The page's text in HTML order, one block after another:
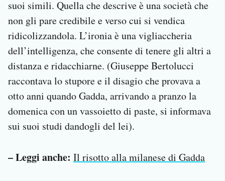
suoi simili. Quella che descrive è una società che
non gli pare credibile e verso cui si vendica
ridicolizzandola. L’ironia è una vigliaccheria
dell’intelligenza, che consente di tenere gli altri a
distanza e ridacchiarne. (Giuseppe Bertolucci
raccontava lo stupore e il disagio che provava a
otto anni quando Gadda, arrivando a pranzo la
domenica con un vassoietto di paste, si informava
sui suoi studi dandogli del lei).
– Leggi anche: Il risotto alla milanese di Gadda